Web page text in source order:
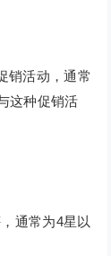
销活动，通常
这种促销活
通常为4星以